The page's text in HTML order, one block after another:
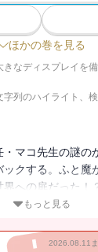
ほかの巻を見る
なディスプレイを
列のハイライト、
マコ先生の謎の
クする。ふと魔
への扉だった！
に力を授かり、ド
もっと見る
2026.08.11